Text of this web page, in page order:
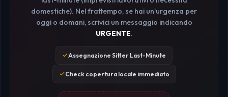
domestiche). Nel frattempo, se hai un'urgenza per
oggi o domani, scrivici un messaggio indicando
URGENTE.
Assegnazione Sitter Last-Minute
Check copertura locale immediato